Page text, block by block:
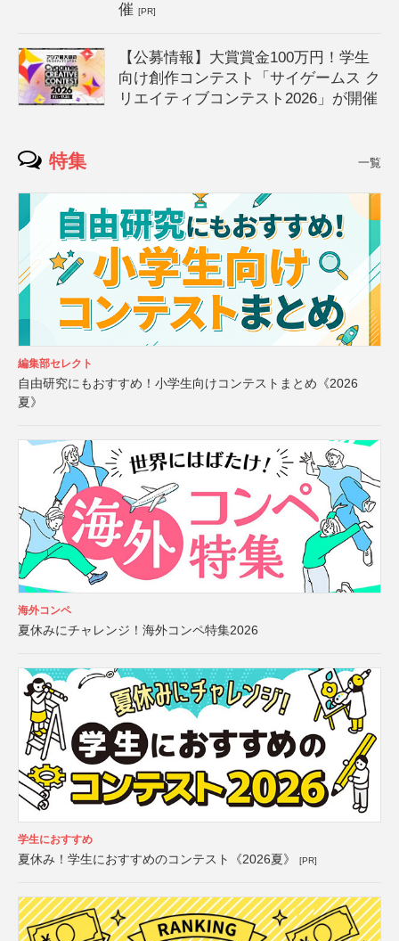
催[PR]
【公募情報】大賞賞金100万円！学生
向け創作コンテスト「サイゲームス ク
リエイティブコンテスト2026」が開催
特集 一覧
編集部セレクト
自由研究にもおすすめ！小学生向けコンテストまとめ《2026
夏》
海外コンペ
夏休みにチャレンジ！海外コンペ特集2026
学生におすすめ
夏休み！学生におすすめのコンテスト《2026夏》 [PR]